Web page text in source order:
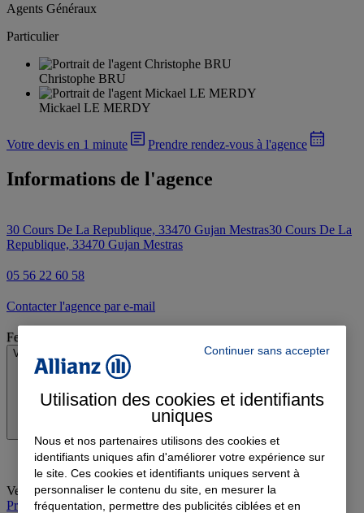
Agents Généraux
Particulier
Christophe BRU
Mickael LE MERDY
Votre devis en 1 minute Prendre rendez-vous à l'agence
Informations de l'agence
30 Cours De La Republique, 33470 Gujan Mestras30 Cours De La
Republique, 33470 Gujan Mestras
05 56 22 60 58
Contacter l'agence par e-mail
Fermé
Voir les horaires
Vendredi: 09:00-12:30, 14:00-17:30
Prendre rendez-vous à l'agence
Continuer sans accepter
Utilisation des cookies et identifiants
uniques
Nous et nos partenaires utilisons des cookies et
identifiants uniques afin d'améliorer votre expérience sur
le site. Ces cookies et identifiants uniques servent à
personnaliser le contenu du site, en mesurer la
fréquentation, permettre des publicités ciblées et en